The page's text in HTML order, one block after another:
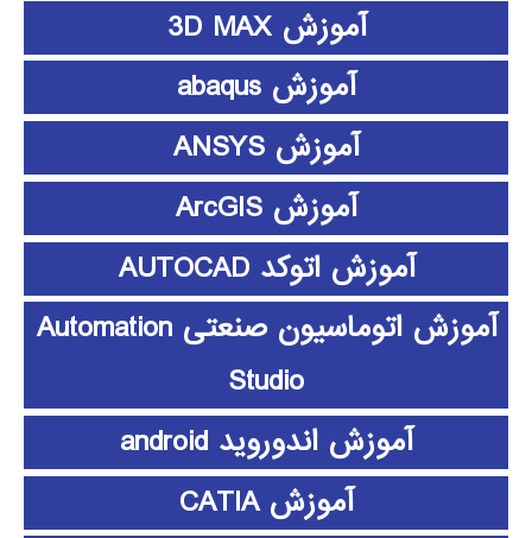
آموزش 3D MAX
آموزش abaqus
آموزش ANSYS
آموزش ArcGIS
آموزش اتوکد AUTOCAD
آموزش اتوماسیون صنعتی Automation
Studio
آموزش اندوروید android
آموزش CATIA